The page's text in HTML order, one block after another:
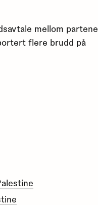
mellom partene,
flere brudd på